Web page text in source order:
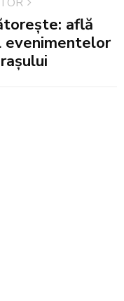
află
evenimentelor